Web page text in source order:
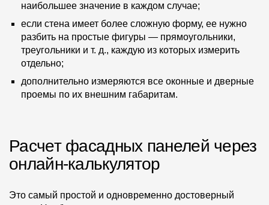
Контакты
8 800 100 71 45 site@docke.ru
Адрес
125212, Россия, Москва, Головинское ш., д. 5, стр. 1
"Водный")
Режим работы
наибольшее значение в каждом случае;
если стена имеет более сложную форму, ее нужно
разбить на простые фигуры — прямоугольники,
треугольники и т. д., каждую из которых измерить
отдельно;
дополнительно измеряются все оконные и дверные
проемы по их внешним габаритам.
Расчет фасадных панелей через
онлайн-калькулятор
Это самый простой и одновременно достоверный